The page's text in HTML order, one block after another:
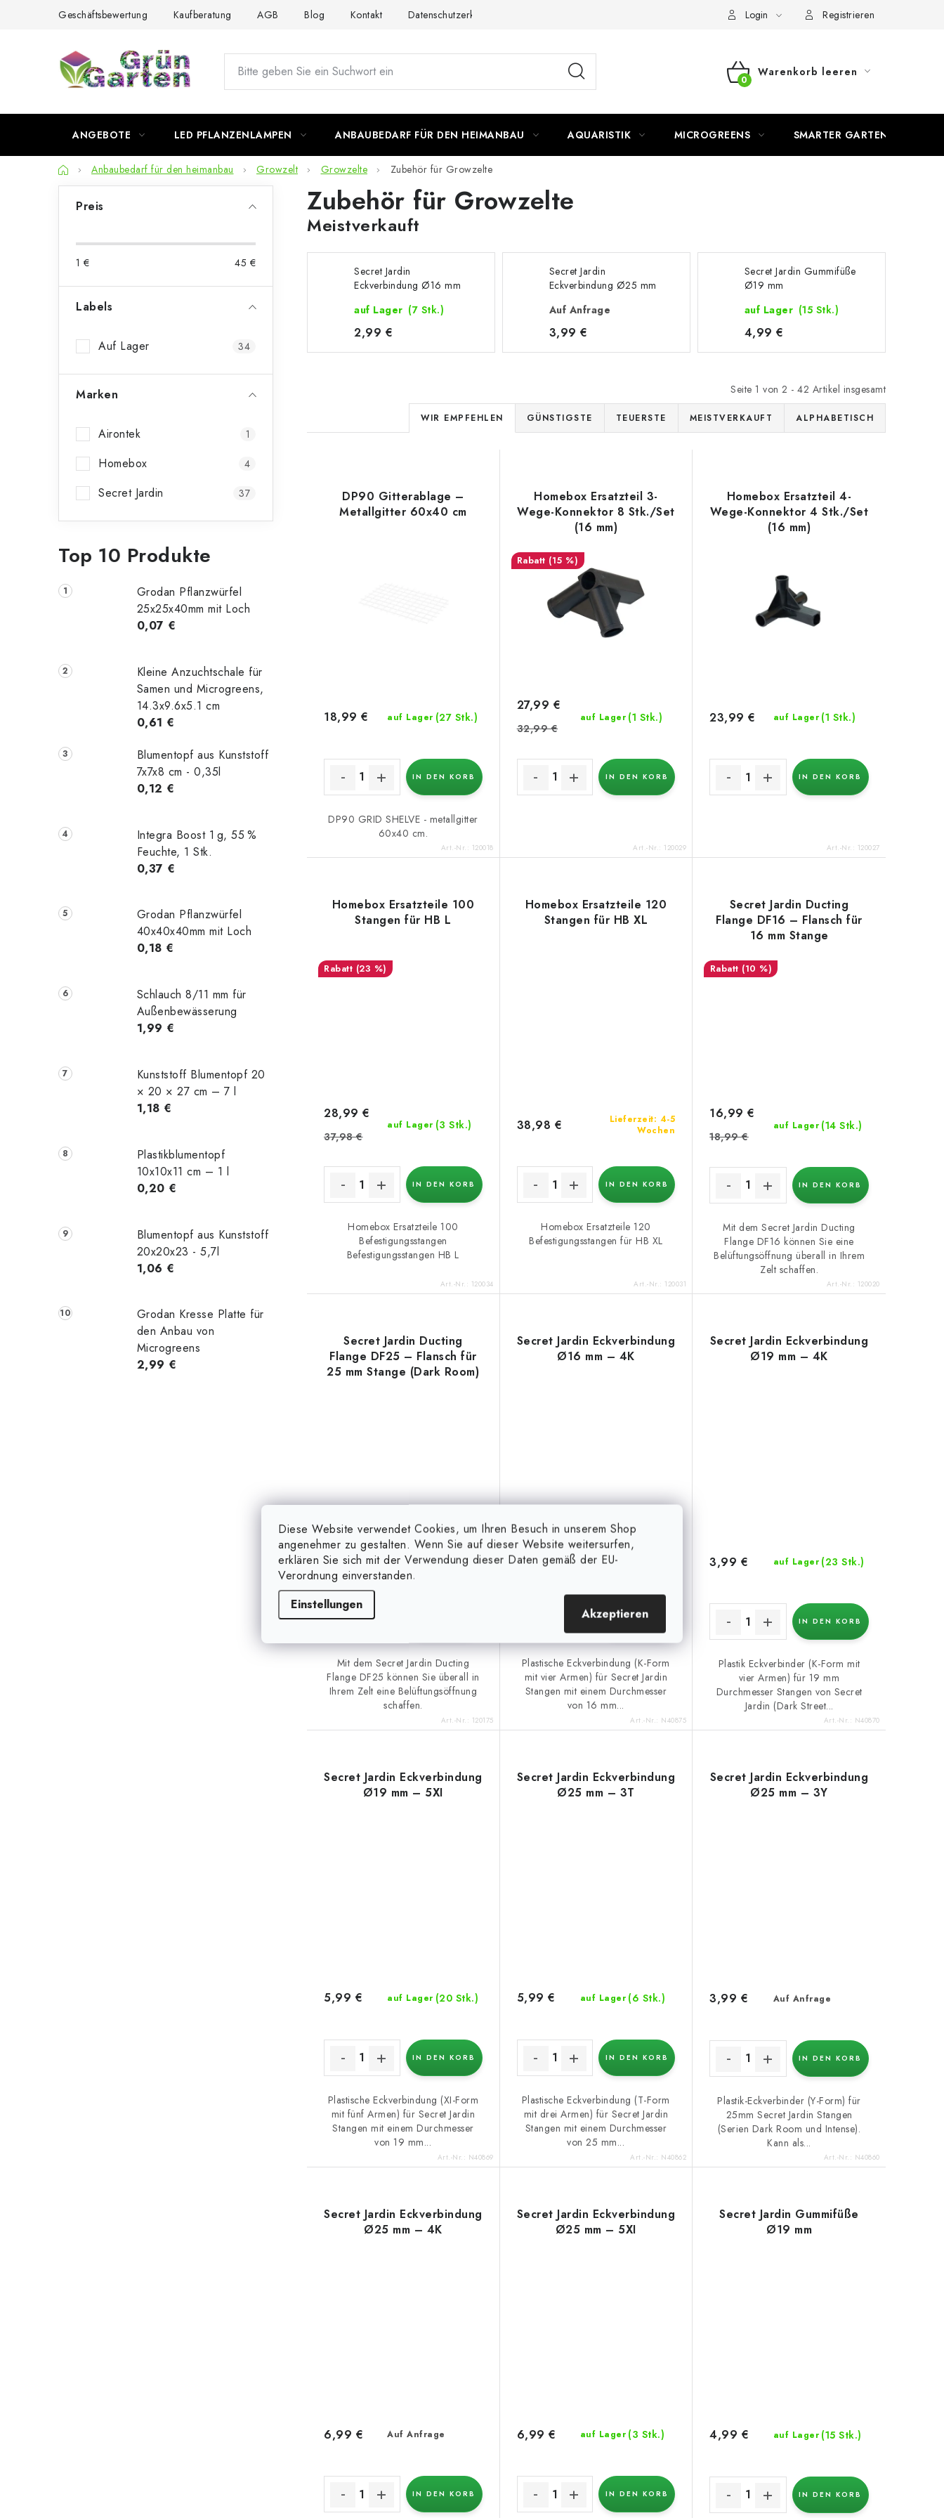
Diese Website verwendet Cookies, um Ihren Besuch in unserem Shop
angenehmer zu gestalten. Wenn Sie auf dieser Website weitersurfen,
erklären Sie sich mit der Verwendung dieser Daten gemäß der EU-
Verordnung einverstanden.
Einstellungen
Akzeptieren
Geschäftsbewertung Kaufberatung AGB Blog Kontakt Datenschutzerklärung Login Registrieren
WARENKORB
Warenkorb leeren
ANGEBOTE LED PFLANZENLAMPEN ANBAUBEDARF FÜR DEN HEIMANBAU AQUARISTIK MICROGREENS SMARTER GARTEN
StartseiteAnbaubedarf für den heimanbau Growzelt Growzelte Zubehör für Growzelte
t
e
Preis
1 € 45 €
Labels
Auf Lager 34
Marken
Airontek 1
Homebox 4
Secret Jardin 37
Top 10 Produkte
Grodan Pflanzwürfel
25x25x40mm mit Loch
0,07 €
Kleine Anzuchtschale für
Samen und Microgreens,
14.3x9.6x5.1 cm
0,61 €
Blumentopf aus Kunststoff
7x7x8 cm - 0,35l
0,12 €
Integra Boost 1 g, 55 %
Feuchte, 1 Stk.
0,37 €
Grodan Pflanzwürfel
40x40x40mm mit Loch
0,18 €
Schlauch 8/11 mm für
Außenbewässerung
1,99 €
Kunststoff Blumentopf 20
× 20 × 27 cm – 7 l
1,18 €
Plastikblumentopf
10x10x11 cm – 1 l
0,20 €
Blumentopf aus Kunststoff
20x20x23 - 5,7l
1,06 €
Grodan Kresse Platte für
den Anbau von
Microgreens
2,99 €
Zubehör für Growzelte
Meistverkauft
Secret Jardin
Eckverbindung Ø16 mm
auf Lager (7 Stk.)
2,99 €
Secret Jardin
Eckverbindung Ø25 mm
Auf Anfrage
3,99 €
Secret Jardin Gummifüße
Ø19 mm
auf Lager (15 Stk.)
4,99 €
Seite 1 von 2 - 42 Artikel insgesamt
P
r
d
u
i
r
u
n
g
WIR EMPFEHLEN GÜNSTIGSTE TEUERSTE MEISTVERKAUFT ALPHABETISCH
e
DP90 Gitterablage –
Metallgitter 60x40 cm
auf Lager (27 Stk.)
18,99 €
IN DEN KORB
DP90 GRID SHELVE - metallgitter
60x40 cm.
Art.-Nr.: 120018
Homebox Ersatzteil 3-
Wege-Konnektor 8 Stk./Set
(16 mm)
(15 %)
auf Lager (1 Stk.)
27,99 €
32,99 €
IN DEN KORB
Art.-Nr.: 120029
Homebox Ersatzteil 4-
Wege-Konnektor 4 Stk./Set
(16 mm)
auf Lager (1 Stk.)
23,99 €
IN DEN KORB
Art.-Nr.: 120027
Homebox Ersatzteile 100
Stangen für HB L
(23 %)
auf Lager (3 Stk.)
28,99 €
37,98 €
IN DEN KORB
Homebox Ersatzteile 100
Befestigungsstangen
Befestigungsstangen HB L
Art.-Nr.: 120034
Homebox Ersatzteile 120
Stangen für HB XL
Lieferzeit: 4-5
Wochen
38,98 €
IN DEN KORB
Homebox Ersatzteile 120
Befestigungsstangen für HB XL
Art.-Nr.: 120031
Secret Jardin Ducting
Flange DF16 – Flansch für
16 mm Stange
(10 %)
auf Lager (14 Stk.)
16,99 €
18,99 €
IN DEN KORB
Mit dem Secret Jardin Ducting
Flange DF16 können Sie eine
Belüftungsöffnung überall in Ihrem
Zelt schaffen.
Art.-Nr.: 120020
Secret Jardin Ducting
Flange DF25 – Flansch für
25 mm Stange (Dark Room)
auf Lager(18 Stk.)
25,99 €
Mit dem Secret Jardin Ducting
Flange DF25 können Sie überall in
Ihrem Zelt eine Belüftungsöffnung
schaffen.
Art.-Nr.: 120175
Secret Jardin Eckverbindung
Ø16 mm – 4K
auf Lager
2,99 €
IN DEN KORB
Plastische Eckverbindung (K-Form
mit vier Armen) für Secret Jardin
Stangen mit einem Durchmesser
von 16 mm...
Art.-Nr.: N40875
Secret Jardin Eckverbindung
Ø19 mm – 4K
auf Lager (23 Stk.)
3,99 €
IN DEN KORB
Plastik Eckverbinder (K-Form mit
vier Armen) für 19 mm
Durchmesser Stangen von Secret
Jardin (Dark Street...
Art.-Nr.: N40870
Secret Jardin Eckverbindung
Ø19 mm – 5XI
auf Lager (20 Stk.)
5,99 €
IN DEN KORB
Plastische Eckverbindung (XI-Form
mit fünf Armen) für Secret Jardin
Stangen mit einem Durchmesser
von 19 mm...
Art.-Nr.: N40869
Secret Jardin Eckverbindung
Ø25 mm – 3T
auf Lager (6 Stk.)
5,99 €
IN DEN KORB
Plastische Eckverbindung (T-Form
mit drei Armen) für Secret Jardin
Stangen mit einem Durchmesser
von 25 mm...
Art.-Nr.: N40862
Secret Jardin Eckverbindung
Ø25 mm – 3Y
Auf Anfrage
3,99 €
IN DEN KORB
Plastik-Eckverbinder (Y-Form) für
25mm Secret Jardin Stangen
(Serien Dark Room und Intense).
Kann als...
Art.-Nr.: N40860
Secret Jardin Eckverbindung
Ø25 mm – 4K
Auf Anfrage
6,99 €
IN DEN KORB
Secret Jardin Eckverbindung
Ø25 mm – 5XI
auf Lager (3 Stk.)
6,99 €
IN DEN KORB
Secret Jardin Gummifüße
Ø19 mm
auf Lager (15 Stk.)
4,99 €
IN DEN KORB